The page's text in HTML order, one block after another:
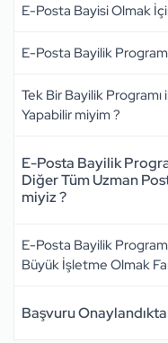
E-Posta Bayisi Olmak
E-Posta Bayilik
Tek Bir Bayilik Programı
Yapabilir miyim ?
E-Posta Bayilik
Diğer Tüm Uzman
miyiz ?
E-Posta Bayilik
Büyük İşletme Olmak
Başvuru